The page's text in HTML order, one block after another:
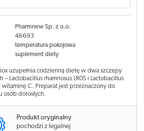
Pharmnew Sp. z o.o.
46693
temperatura pokojowa
suplement diety
uzupełnia codzienną dietę w dwa szczepy
Lactobacillus rhamnosus LR05 i Lactobacillus
witaminę C. Preparat jest przeznaczony do
osób dorosłych.
Produkt oryginalny
pochodzi z legalnej